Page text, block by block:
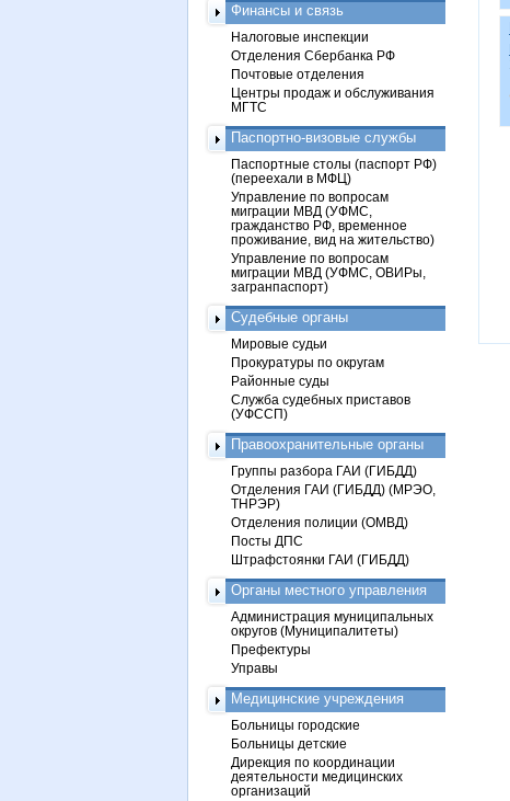
Финансы и связь
Налоговые инспекции
Отделения Сбербанка РФ
Почтовые отделения
Центры продаж и обслуживания
МГТС
Паспортно-визовые службы
Паспортные столы (паспорт РФ)
(переехали в МФЦ)
Управление по вопросам
миграции МВД (УФМС,
гражданство РФ, временное
проживание, вид на жительство)
Управление по вопросам
миграции МВД (УФМС, ОВИРы,
загранпаспорт)
Судебные органы
Мировые судьи
Прокуратуры по округам
Районные суды
Служба судебных приставов
(УФССП)
Правоохранительные органы
Группы разбора ГАИ (ГИБДД)
Отделения ГАИ (ГИБДД) (МРЭО,
ТНРЭР)
Отделения полиции (ОМВД)
Посты ДПС
Штрафстоянки ГАИ (ГИБДД)
Органы местного управления
Администрация муниципальных
округов (Муниципалитеты)
Префектуры
Управы
Медицинские учреждения
Больницы городские
Больницы детские
Дирекция по координации
деятельности медицинских
организаций